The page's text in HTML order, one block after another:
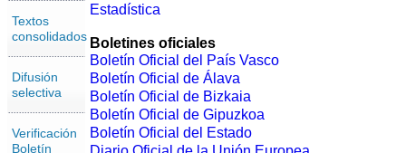
Textos
consolidados
Difusión
selectiva
Verificación
Boletín
Estadística
Boletines oficiales
Boletín Oficial del País Vasco
Boletín Oficial de Álava
Boletín Oficial de Bizkaia
Boletín Oficial de Gipuzkoa
Boletín Oficial del Estado